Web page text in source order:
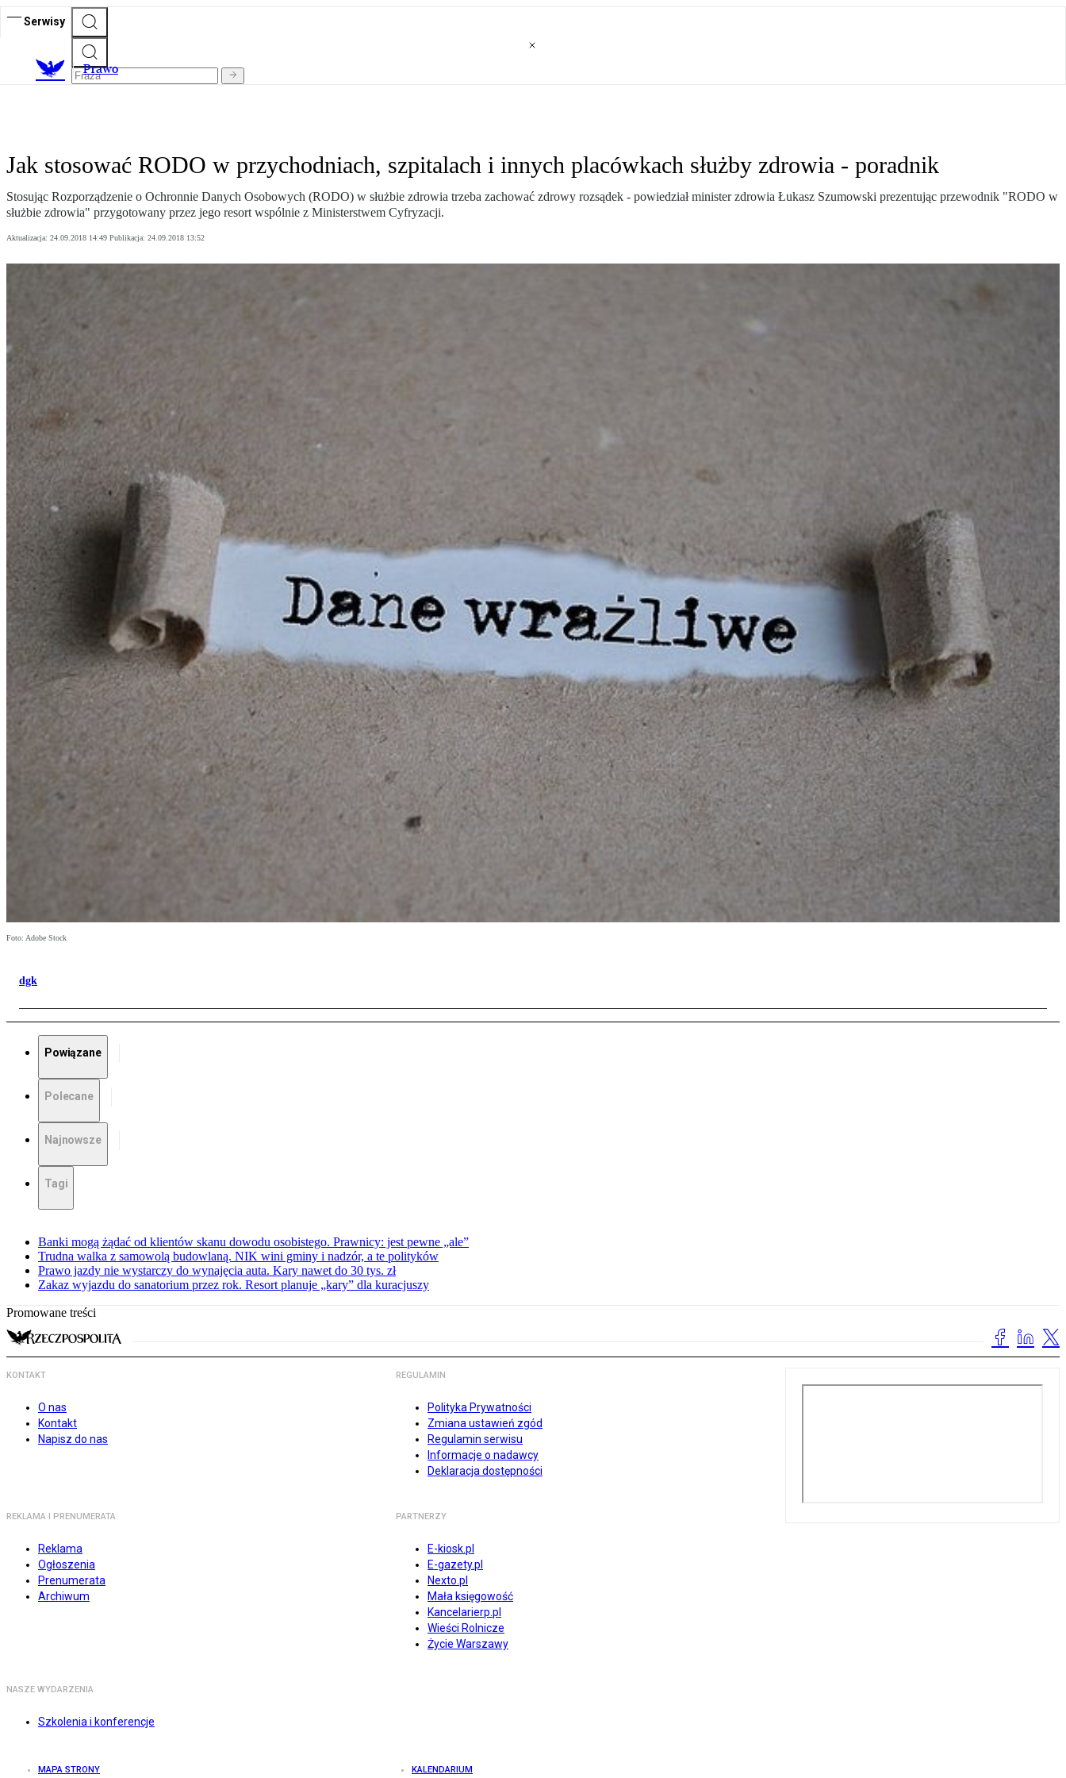
Serwisy
Prawo
Jak stosować RODO w przychodniach, szpitalach i innych placówkach służby zdrowia - poradnik
Stosując Rozporządzenie o Ochronnie Danych Osobowych (RODO) w służbie zdrowia trzeba zachować zdrowy rozsądek - powiedział minister zdrowia Łukasz Szumowski prezentując przewodnik "RODO w
służbie zdrowia" przygotowany przez jego resort wspólnie z Ministerstwem Cyfryzacji.
Aktualizacja: 24.09.2018 14:49 Publikacja: 24.09.2018 13:52
Foto: Adobe Stock
dgk
Powiązane
Polecane
Najnowsze
Tagi
Banki mogą żądać od klientów skanu dowodu osobistego. Prawnicy: jest pewne „ale”
Trudna walka z samowolą budowlaną. NIK wini gminy i nadzór, a te polityków
Prawo jazdy nie wystarczy do wynajęcia auta. Kary nawet do 30 tys. zł
Zakaz wyjazdu do sanatorium przez rok. Resort planuje „kary” dla kuracjuszy
Promowane treści
KONTAKT
O nas
Kontakt
Napisz do nas
REGULAMIN
Polityka Prywatności
Zmiana ustawień zgód
Regulamin serwisu
Informacje o nadawcy
Deklaracja dostępności
REKLAMA I PRENUMERATA
Reklama
Ogłoszenia
Prenumerata
Archiwum
PARTNERZY
E-kiosk.pl
E-gazety.pl
Nexto.pl
Mała księgowość
Kancelarierp.pl
Wieści Rolnicze
Życie Warszawy
NASZE WYDARZENIA
Szkolenia i konferencje
MAPA STRONY KALENDARIUM